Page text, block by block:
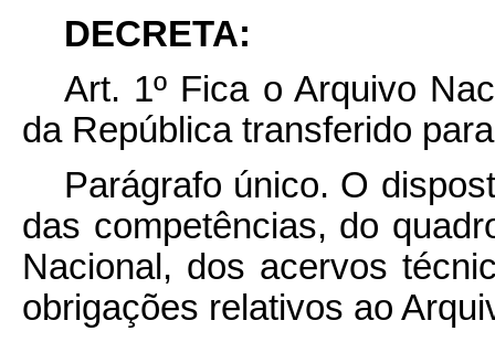
DECRETA:
Art. 1º Fica o Arquivo
da República transferido
Parágrafo único. O
das competências, do
Nacional, dos acervos
obrigações relativos ao